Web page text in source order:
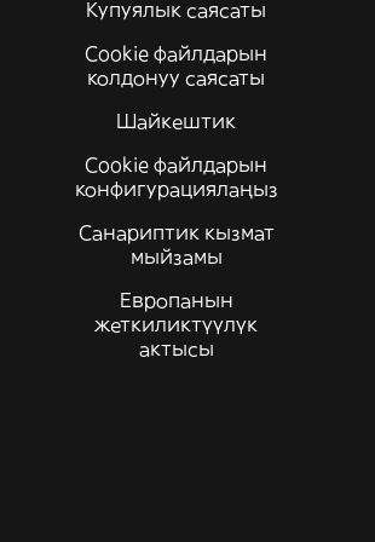
Купуялык саясаты
Cookie файлдарын
колдонуу саясаты
Шайкештик
Cookie файлдарын
конфигурациялаңыз
Санариптик кызмат
мыйзамы
Европанын
жеткиликтүүлүк
актысы